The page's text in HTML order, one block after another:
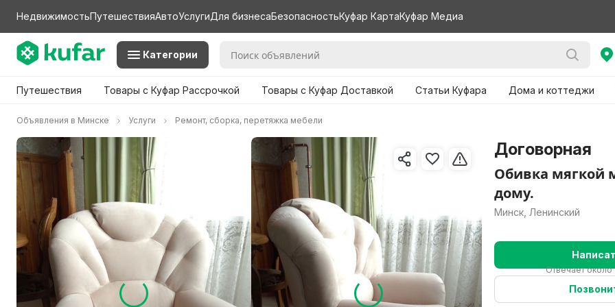
НедвижимостьПутешествияАвтоУслугиДля бизнесаБезопасностьКуфар КартаКуфар Медиа
Категории
Путешествия Товары с Куфар Рассрочкой Товары с Куфар Доставкой Статьи Куфара Дома и коттеджи
Объявления в Минске Услуги Ремонт, сборка, перетяжка мебели
Договорная
Обивка мягкой
дому.
Минск, Ленинский
Отвечает около